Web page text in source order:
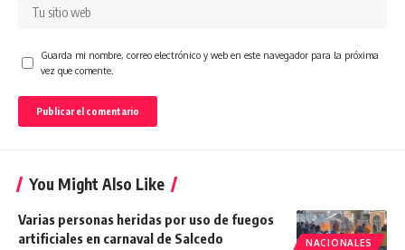
Guarda mi nombre, correo electrónico y web en este navegador para la próxima
vez que comente.
You Might Also Like
NACIONALES
Varias personas heridas por uso de fuegos
artificiales en carnaval de Salcedo